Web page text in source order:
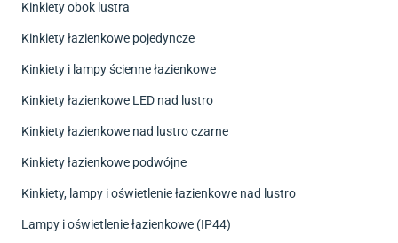
Kinkiety obok lustra
Kinkiety łazienkowe pojedyncze
Kinkiety i lampy ścienne łazienkowe
Kinkiety łazienkowe LED nad lustro
Kinkiety łazienkowe nad lustro czarne
Kinkiety łazienkowe podwójne
Kinkiety, lampy i oświetlenie łazienkowe nad lustro
Lampy i oświetlenie łazienkowe (IP44)